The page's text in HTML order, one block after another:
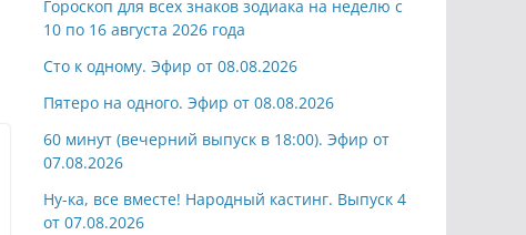
Гороскоп для всех знаков зодиака на неделю с
10 по 16 августа 2026 года
Сто к одному. Эфир от 08.08.2026
Пятеро на одного. Эфир от 08.08.2026
60 минут (вечерний выпуск в 18:00). Эфир от
07.08.2026
Ну-ка, все вместе! Народный кастинг. Выпуск 4
от 07.08.2026